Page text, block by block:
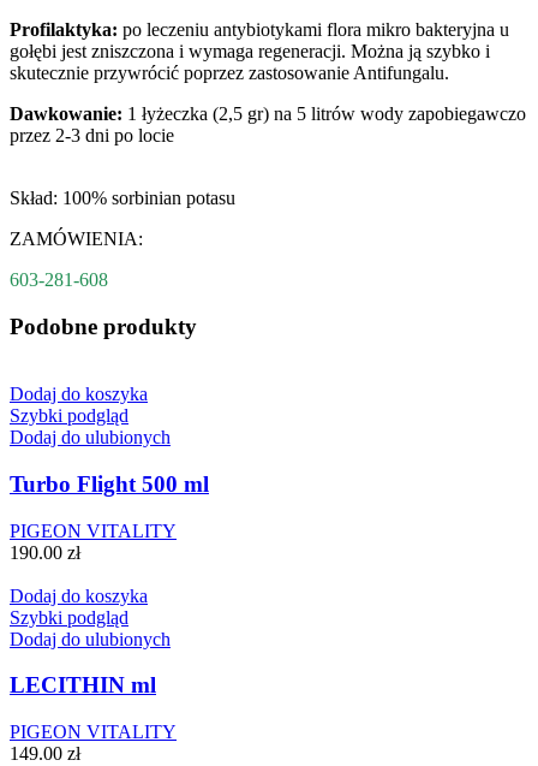
Profilaktyka: po leczeniu antybiotykami flora mikro bakteryjna u
gołębi jest zniszczona i wymaga regeneracji. Można ją szybko i
skutecznie przywrócić poprzez zastosowanie Antifungalu.
Dawkowanie: 1 łyżeczka (2,5 gr) na 5 litrów wody zapobiegawczo
przez 2-3 dni po locie
Skład: 100% sorbinian potasu
ZAMÓWIENIA:
603-281-608
Podobne produkty
Dodaj do koszyka
Szybki podgląd
Dodaj do ulubionych
Turbo Flight 500 ml
PIGEON VITALITY
190.00 zł
Dodaj do koszyka
Szybki podgląd
Dodaj do ulubionych
LECITHIN ml
PIGEON VITALITY
149.00 zł